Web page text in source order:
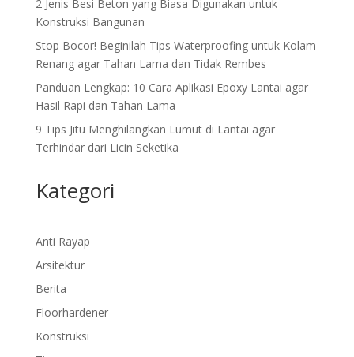
2 Jenis Besi Beton yang Biasa Digunakan untuk
Konstruksi Bangunan
Stop Bocor! Beginilah Tips Waterproofing untuk Kolam
Renang agar Tahan Lama dan Tidak Rembes
Panduan Lengkap: 10 Cara Aplikasi Epoxy Lantai agar
Hasil Rapi dan Tahan Lama
9 Tips Jitu Menghilangkan Lumut di Lantai agar
Terhindar dari Licin Seketika
Kategori
Anti Rayap
Arsitektur
Berita
Floorhardener
Konstruksi